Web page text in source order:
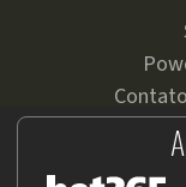
Contato